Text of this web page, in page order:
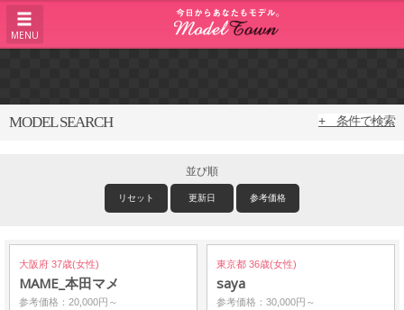
MENU
MODEL SEARCH + 条件で検索
並び順
リセット 更新日 参考価格
大阪府 37歳(女性)
MAME_本田マメ
参考価格：20,000円～
東京都 36歳(女性)
saya
参考価格：30,000円～